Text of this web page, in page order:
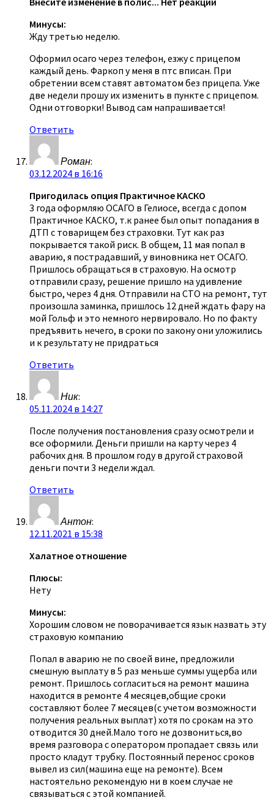
Минусы:
Жду третью неделю.
Оформил осаго через телефон, езжу с прицепом
каждый день. Фаркоп у меня в птс вписан. При
обретении всем ставят автоматом без прицепа. Уже
две недели прошу их изменить в пункте с прицепом.
Одни отговорки! Вывод сам напрашивается!
Ответить
Роман:
03.12.2024 в 16:16
Пригодилась опция Практичное КАСКО
3 года оформляю ОСАГО в Гелиосе, всегда с допом
Практичное КАСКО, т.к ранее был опыт попадания в
ДТП с товарищем без страховки. Тут как раз
покрывается такой риск. В общем, 11 мая попал в
аварию, я пострадавший, у виновника нет ОСАГО.
Пришлось обращаться в страховую. На осмотр
отправили сразу, решение пришло на удивление
быстро, через 4 дня. Отправили на СТО на ремонт, тут
произошла заминка, пришлось 12 дней ждать фару на
мой Гольф и это немного нервировало. Но по факту
предъявить нечего, в сроки по закону они уложились
и к результату не придраться
Ответить
Ник:
05.11.2024 в 14:27
После получения постановления сразу осмотрели и
все оформили. Деньги пришли на карту через 4
рабочих дня. В прошлом году в другой страховой
деньги почти 3 недели ждал.
Ответить
Антон:
12.11.2021 в 15:38
Халатное отношение
Плюсы:
Нету
Минусы:
Хорошим словом не поворачивается язык назвать эту
страховую компанию
Попал в аварию не по своей вине, предложили
смешную выплату в 5 раз меньше суммы ущерба или
ремонт. Пришлось согласиться на ремонт машина
находится в ремонте 4 месяцев,общие сроки
составляют более 7 месяцев(с учетом возможности
получения реальных выплат) хотя по срокам на это
отводится 30 дней.Мало того не дозвониться,во
время разговора с оператором пропадает связь или
просто кладут трубку. Постоянный перенос сроков
вывел из сил(машина еще на ремонте). Всем
настоятельно рекомендую ни в коем случае не
связываться с этой компанией.